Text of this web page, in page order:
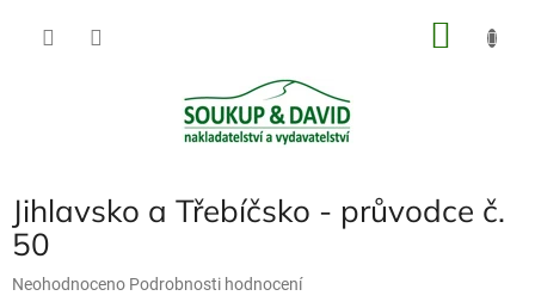
Jihlavsko a Třebíčsko - průvodce č.
50
Průměrné
Neohodnoceno Podrobnosti hodnocení